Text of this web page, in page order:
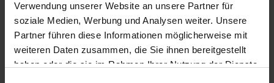
Verwendung unserer Website an unsere Partner für
soziale Medien, Werbung und Analysen weiter. Unsere
Partner führen diese Informationen möglicherweise mit
weiteren Daten zusammen, die Sie ihnen bereitgestellt
haben oder die sie im Rahmen Ihrer Nutzung der Dienste